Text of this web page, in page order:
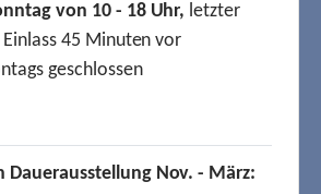
von 10 - 18 Uhr, letzter
45 Minuten vor
geschlossen
Dauerausstellung Nov. - März: